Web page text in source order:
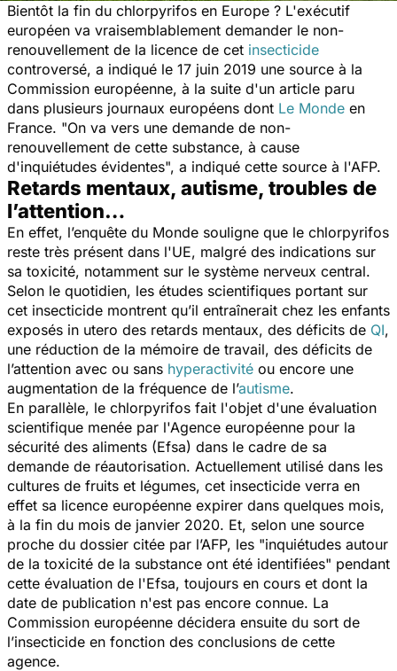
Bientôt la fin du chlorpyrifos en Europe ? L'exécutif
européen va vraisemblablement demander le non-
renouvellement de la licence de cet insecticide
controversé, a indiqué le 17 juin 2019 une source à la
Commission européenne, à la suite d'un article paru
dans plusieurs journaux européens dont Le Monde en
France. "On va vers une demande de non-
renouvellement de cette substance, à cause
d'inquiétudes évidentes", a indiqué cette source à l'AFP.
Retards mentaux, autisme, troubles de
l’attention…
En effet, l’enquête du Monde souligne que le chlorpyrifos
reste très présent dans l'UE, malgré des indications sur
sa toxicité, notamment sur le système nerveux central.
Selon le quotidien, les études scientifiques portant sur
cet insecticide montrent qu’il entraînerait chez les enfants
exposés in utero des retards mentaux, des déficits de QI,
une réduction de la mémoire de travail, des déficits de
l’attention avec ou sans hyperactivité ou encore une
augmentation de la fréquence de l’autisme.
En parallèle, le chlorpyrifos fait l'objet d'une évaluation
scientifique menée par l'Agence européenne pour la
sécurité des aliments (Efsa) dans le cadre de sa
demande de réautorisation. Actuellement utilisé dans les
cultures de fruits et légumes, cet insecticide verra en
effet sa licence européenne expirer dans quelques mois,
à la fin du mois de janvier 2020. Et, selon une source
proche du dossier citée par l’AFP, les "inquiétudes autour
de la toxicité de la substance ont été identifiées" pendant
cette évaluation de l'Efsa, toujours en cours et dont la
date de publication n'est pas encore connue. La
Commission européenne décidera ensuite du sort de
l’insecticide en fonction des conclusions de cette
agence.